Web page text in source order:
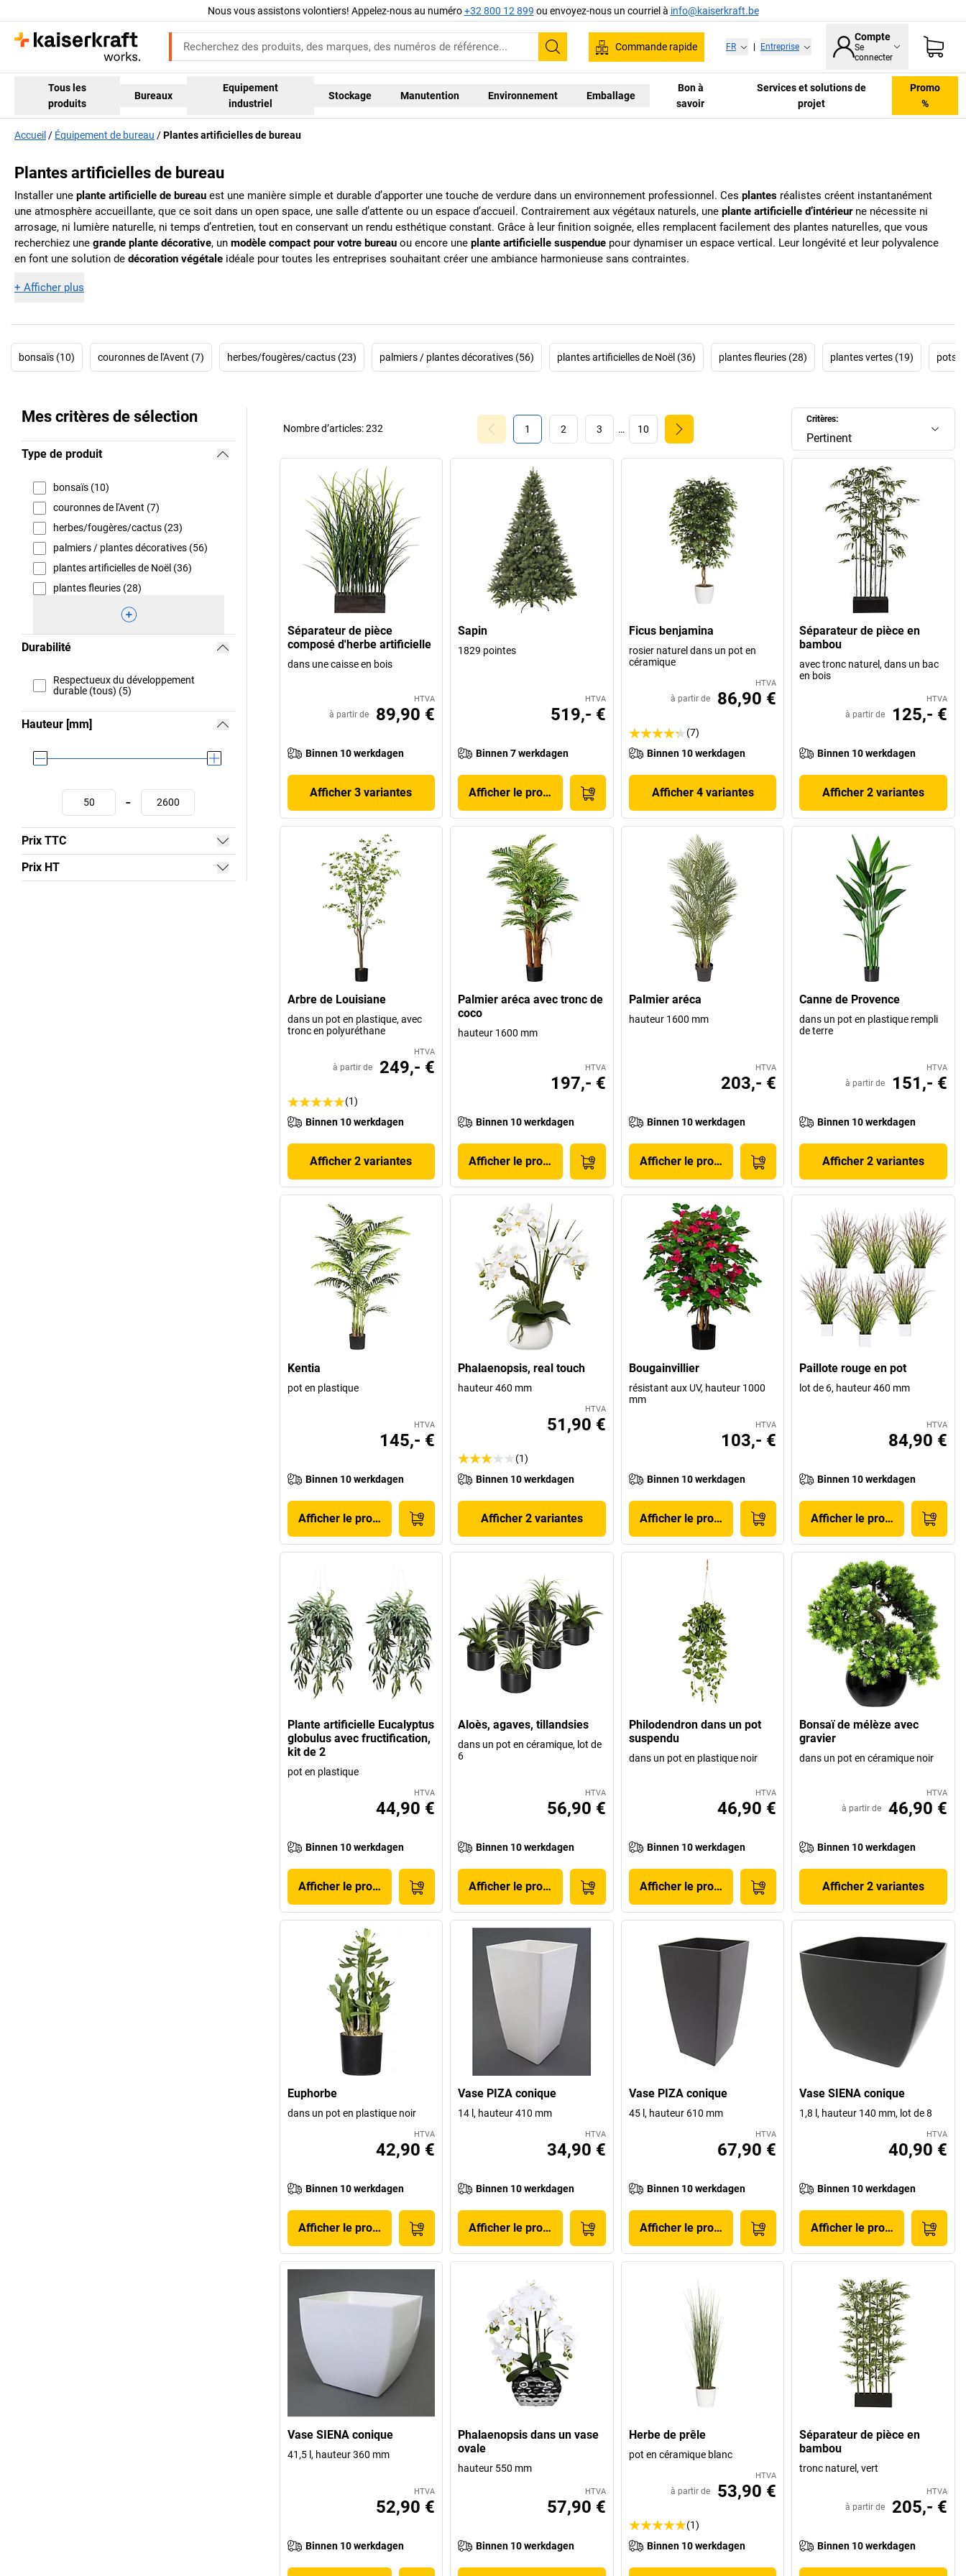
Nous vous assistons volontiers! Appelez-nous au numéro+32 800 12 899 ou envoyez-nous un courriel à info@kaiserkraft.be
Recherche
Commande rapide FR Entreprise
Compte
Se
connecter
Tous les
produits
Bureaux
Equipement
industriel
Stockage Manutention Environnement Emballage
Bon à
savoir
Services et solutions de
projet
Promo
%
Accueil Équipement de bureau Plantes artificielles de bureau
Plantes artificielles de bureau
Installer une plante artificielle de bureau est une manière simple et durable d’apporter une touche de verdure dans un environnement professionnel. Ces plantes réalistes créent instantanément
une atmosphère accueillante, que ce soit dans un open space, une salle d’attente ou un espace d’accueil. Contrairement aux végétaux naturels, une plante artificielle d’intérieur ne nécessite ni
arrosage, ni lumière naturelle, ni temps d’entretien, tout en conservant un rendu esthétique constant. Grâce à leur finition soignée, elles remplacent facilement des plantes naturelles, que vous
recherchiez une grande plante décorative, un modèle compact pour votre bureau ou encore une plante artificielle suspendue pour dynamiser un espace vertical. Leur longévité et leur polyvalence
en font une solution de décoration végétale idéale pour toutes les entreprises souhaitant créer une ambiance harmonieuse sans contraintes.
+ Afficher plus
bonsaïs (10) couronnes de l'Avent (7) herbes/fougères/cactus (23) palmiers / plantes décoratives (56) plantes artificielles de Noël (36) plantes fleuries (28) plantes vertes (19) pots
Mes critères de sélection
Type de produit
bonsaïs (10)
couronnes de l'Avent (7)
herbes/fougères/cactus (23)
palmiers / plantes décoratives (56)
plantes artificielles de Noël (36)
plantes fleuries (28)
Durabilité
Respectueux du développement
durable (tous) (5)
Hauteur [mm]
-
Prix TTC
Prix HT
Critères:
Pertinent
1 2 3 … 10
Nombre d’articles:232
Séparateur de pièce
composé d'herbe artificielle
dans une caisse en bois
HTVA
à partir de 89,90 €
Binnen 10 werkdagen
Afficher 3 variantes
Sapin
1829 pointes
HTVA
519,- €
Binnen 7 werkdagen
Afficher le produit
Ficus benjamina
rosier naturel dans un pot en
céramique
HTVA
à partir de 86,90 €
(7)
Binnen 10 werkdagen
Afficher 4 variantes
Séparateur de pièce en
bambou
avec tronc naturel, dans un bac
en bois
HTVA
à partir de 125,- €
Binnen 10 werkdagen
Afficher 2 variantes
Arbre de Louisiane
dans un pot en plastique, avec
tronc en polyuréthane
HTVA
à partir de 249,- €
(1)
Binnen 10 werkdagen
Afficher 2 variantes
Palmier aréca avec tronc de
coco
hauteur 1600 mm
HTVA
197,- €
Binnen 10 werkdagen
Afficher le produit
Palmier aréca
hauteur 1600 mm
HTVA
203,- €
Binnen 10 werkdagen
Afficher le produit
Canne de Provence
dans un pot en plastique rempli
de terre
HTVA
à partir de 151,- €
Binnen 10 werkdagen
Afficher 2 variantes
Kentia
pot en plastique
HTVA
145,- €
Binnen 10 werkdagen
Afficher le produit
Phalaenopsis, real touch
hauteur 460 mm
HTVA
51,90 €
(1)
Binnen 10 werkdagen
Afficher 2 variantes
Bougainvillier
résistant aux UV, hauteur 1000
mm
HTVA
103,- €
Binnen 10 werkdagen
Afficher le produit
Paillote rouge en pot
lot de 6, hauteur 460 mm
HTVA
84,90 €
Binnen 10 werkdagen
Afficher le produit
Plante artificielle Eucalyptus
globulus avec fructification,
kit de 2
pot en plastique
HTVA
44,90 €
Binnen 10 werkdagen
Afficher le produit
Aloès, agaves, tillandsies
dans un pot en céramique, lot de
6
HTVA
56,90 €
Binnen 10 werkdagen
Afficher le produit
Philodendron dans un pot
suspendu
dans un pot en plastique noir
HTVA
46,90 €
Binnen 10 werkdagen
Afficher le produit
Bonsaï de mélèze avec
gravier
dans un pot en céramique noir
HTVA
à partir de 46,90 €
Binnen 10 werkdagen
Afficher 2 variantes
Euphorbe
dans un pot en plastique noir
HTVA
42,90 €
Binnen 10 werkdagen
Afficher le produit
Vase PIZA conique
14 l, hauteur 410 mm
HTVA
34,90 €
Binnen 10 werkdagen
Afficher le produit
Vase PIZA conique
45 l, hauteur 610 mm
HTVA
67,90 €
Binnen 10 werkdagen
Afficher le produit
Vase SIENA conique
1,8 l, hauteur 140 mm, lot de 8
HTVA
40,90 €
Binnen 10 werkdagen
Afficher le produit
Vase SIENA conique
41,5 l, hauteur 360 mm
HTVA
52,90 €
Binnen 10 werkdagen
Phalaenopsis dans un vase
ovale
hauteur 550 mm
HTVA
57,90 €
Binnen 10 werkdagen
Herbe de prêle
pot en céramique blanc
HTVA
à partir de 53,90 €
(1)
Binnen 10 werkdagen
Séparateur de pièce en
bambou
tronc naturel, vert
HTVA
à partir de 205,- €
Binnen 10 werkdagen